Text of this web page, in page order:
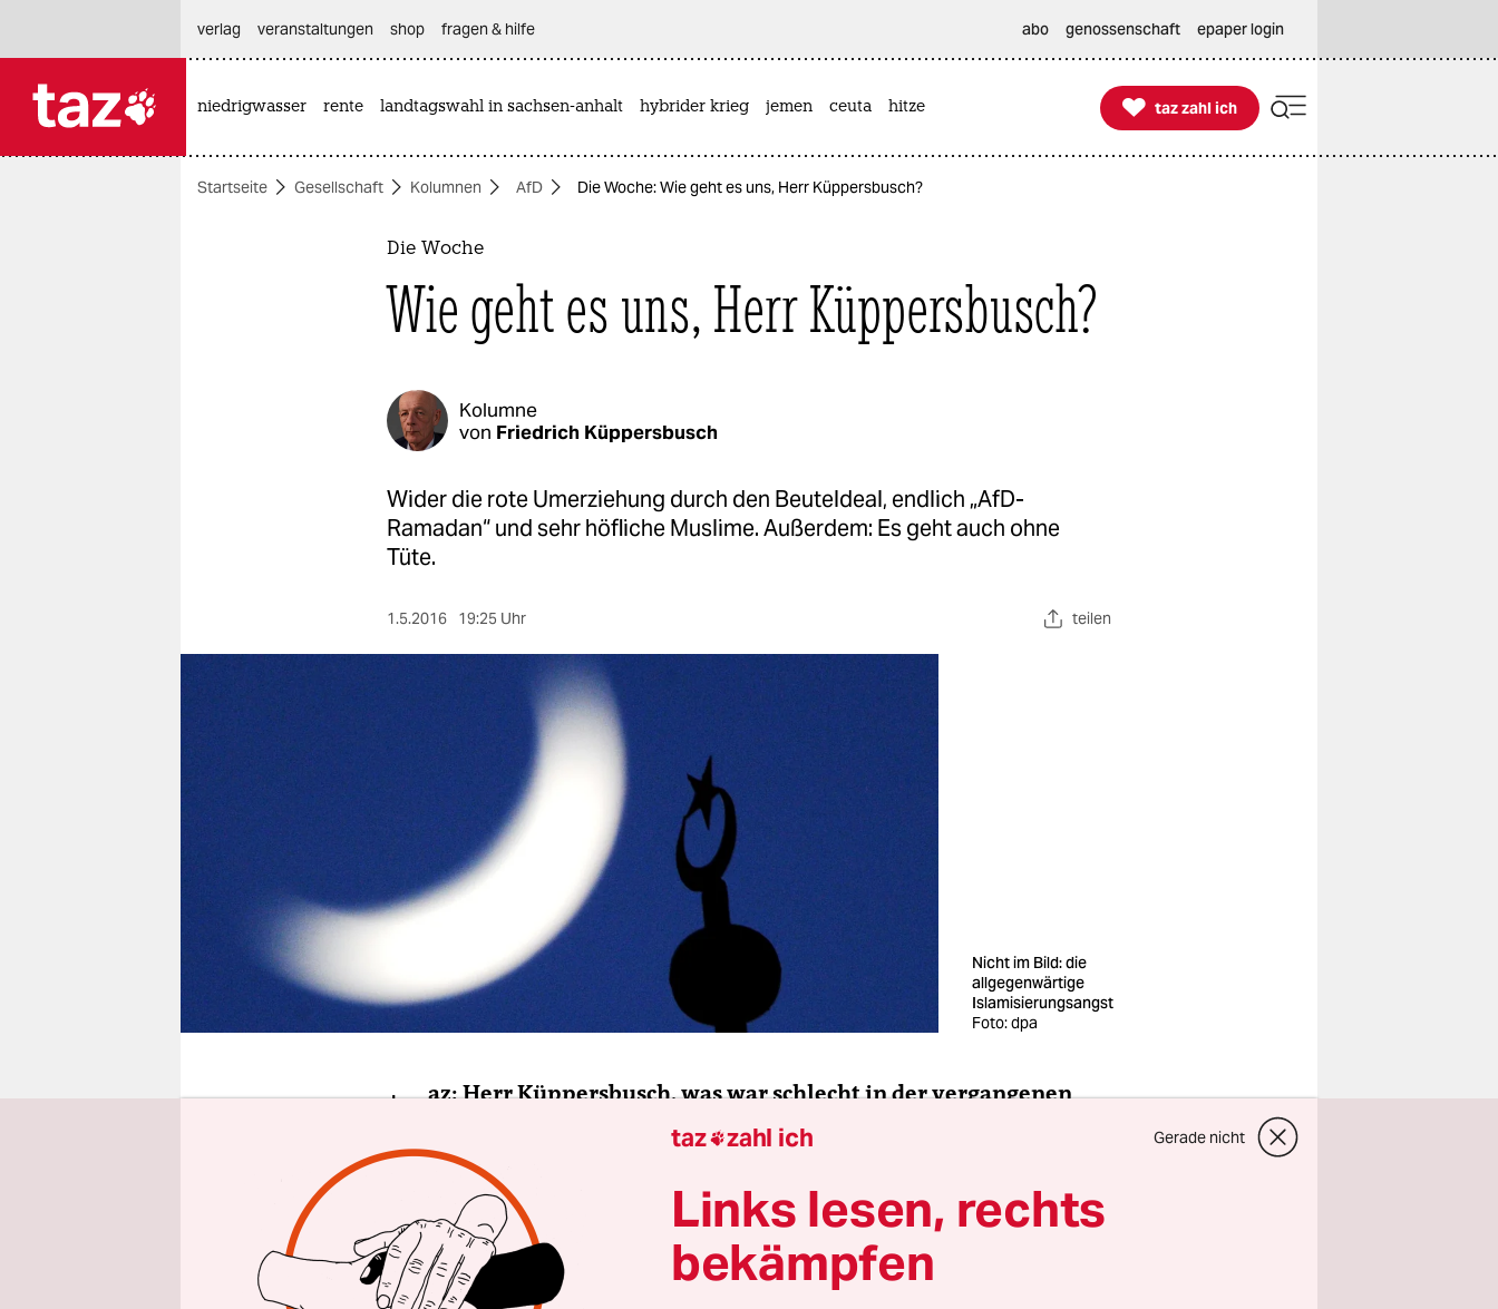
themen
verlag
genossenschaft
verlag
veranstaltungen shop fragen & hilfe abo genossenschaft epaper login
niedrigwasser rente landtagswahl in sachsen-anhalt hybrider krieg jemen ceuta hitze 
taz zahl ich
taz zahl ich
Startseite Gesellschaft Kolumnen AfD Die Woche: Wie geht es uns, Herr Küppersbusch?
Die Woche
Wie geht es uns, Herr Küppersbusch?
Kolumne
von Friedrich Küppersbusch
Wider die rote Umerziehung durch den Beuteldeal, endlich „AfD-
Ramadan“ und sehr höfliche Muslime. Außerdem: Es geht auch ohne
Tüte.
1.5.2016 19:25 Uhr teilen
Nicht im Bild: die
allgegenwärtige
Islamisierungsangst
Foto: dpa
t az: Herr Küppersbusch, was war schlecht in der vergangenen
Friedrich Küppersbusch: Jede Menge Radau um den AfD-Parteitag.
taz zahl ich Gerade nicht
Links lesen, rechts
bekämpfen